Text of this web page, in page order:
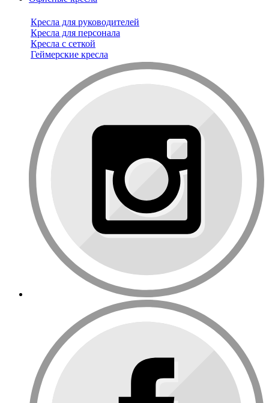
Кресла для руководителей
Кресла для персонала
Кресла с сеткой
Геймерские кресла